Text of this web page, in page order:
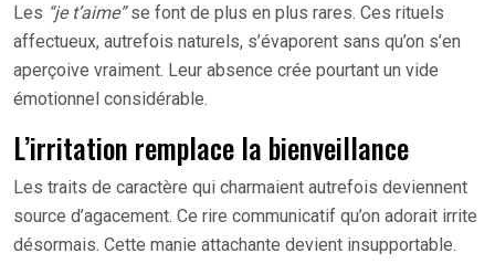
Les “je t’aime”se font de plus en plus rares. Ces rituels
affectueux, autrefois naturels, s’évaporent sans qu’on s’en
aperçoive vraiment. Leur absence crée pourtant un vide
émotionnel considérable.
L’irritation remplace la bienveillance
Les traits de caractère qui charmaient autrefois deviennent
source d’agacement. Ce rire communicatif qu’on adorait irrite
désormais. Cette manie attachante devient insupportable.